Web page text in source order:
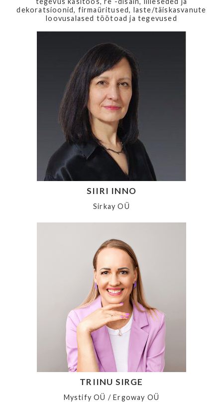
dekoratsioonid, firmaüritused, laste/täiskasvanute
loovusalased töötoad ja tegevused
SIIRI INNO
Sirkay OÜ
TRIINU SIRGE
Mystify OÜ / Ergoway OÜ